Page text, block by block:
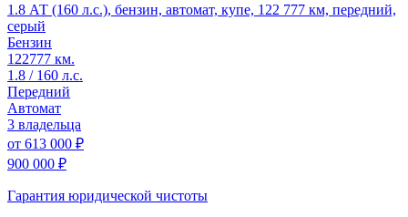
1.8 АТ (160 л.с.), бензин, автомат, купе, 122 777 км, передний,
серый
Бензин
122777 км.
1.8 / 160 л.с.
Передний
Автомат
3 владельца
от 613 000 ₽
900 000 ₽
Гарантия юридической чистоты